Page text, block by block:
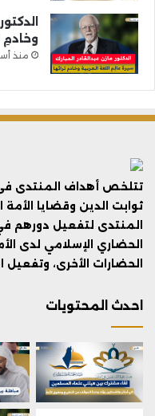
وخادمِ
منذ
تتلخص أهداف المنتدى
ثوابت الدين وقضايا الأمة
المنتدى لتفعيل دورهم
الحضاري الإسلامي لدى
الحضارات الأخرى، وتفعيل
احدث المحتويات